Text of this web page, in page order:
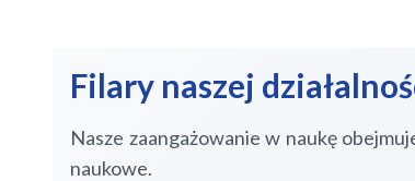
Filary naszej
Nasze zaangażowanie w naukę
naukowe.